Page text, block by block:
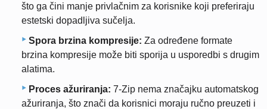
što ga čini manje privlačnim za korisnike koji preferiraju
estetski dopadljiva sučelja.
Spora brzina kompresije: Za određene formate
brzina kompresije može biti sporija u usporedbi s drugim
alatima.
Proces ažuriranja: 7-Zip nema značajku automatskog
ažuriranja, što znači da korisnici moraju ručno preuzeti i